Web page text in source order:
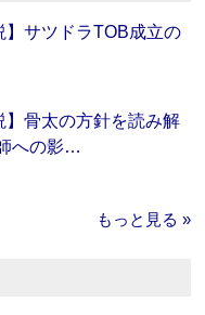
】サツドラTOB成立の
】骨太の方針を読み解
への影…
もっと見る »